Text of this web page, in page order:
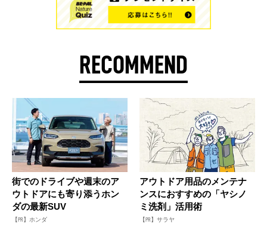
RECOMMEND
街でのドライブや週末のア
ウトドアにも寄り添うホン
ダの最新SUV
【PR】ホンダ
アウトドア用品のメンテナ
ンスにおすすめの「ヤシノ
ミ洗剤」活用術
【PR】サラヤ